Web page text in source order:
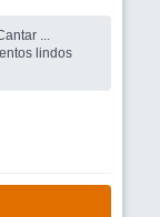
Cantar ...
lindos